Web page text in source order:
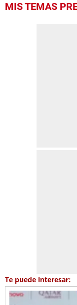
MIS TEMAS
Te puede interesar: